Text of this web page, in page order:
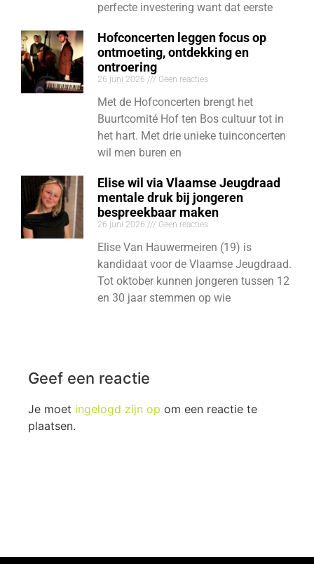
perfecte investering want dat eerste
Hofconcerten leggen focus op
ontmoeting, ontdekking en
ontroering
26 juni 2026 Geen reacties
Met de Hofconcerten brengt het
Buurtcomité Hof ten Bos cultuur tot in
het hart. Met drie unieke tuinconcerten
wil men buren en
Elise wil via Vlaamse Jeugdraad
mentale druk bij jongeren
bespreekbaar maken
26 juni 2026 Geen reacties
Elise Van Hauwermeiren (19) is
kandidaat voor de Vlaamse Jeugdraad.
Tot oktober kunnen jongeren tussen 12
en 30 jaar stemmen op wie
Geef een reactie
Je moet ingelogd zijn op om een reactie te
plaatsen.